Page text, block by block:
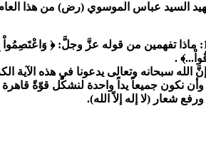
السيد عباس الموسوي (رض) من هذا العام 2015
س1: ماذا تفهمين من قوله عزَّ وجلَّ: ﴿ وَاعْتَصِمُواْ
.
الله سبحانه وتعالى يدعونا في هذه الآية
وأن نكون جميعاً يداً واحدة لنشكّل قوّةً
ورفع شعار (لا إله إلاّ الله).